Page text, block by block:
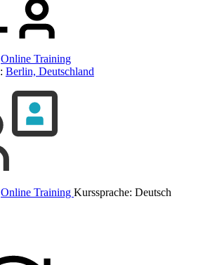
Online Training
Berlin, Deutschland
Online Training Kurssprache: Deutsch